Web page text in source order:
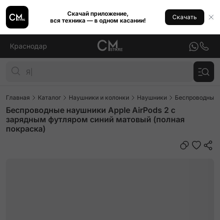
Скачай приложение,
вся техника — в одном касании!
Скачать
Краснодар
Главная Каталог Наушники и колонки Наушники Беспроводные
Беспроводные наушники Apple AirPods 2 с
зарядным футляром синий матовый (полная
покраска)